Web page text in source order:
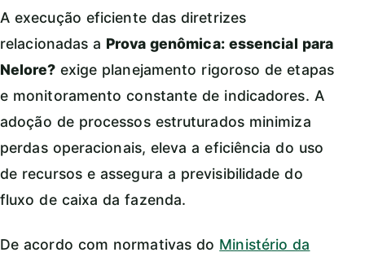
A execução eficiente das diretrizes
relacionadas a Prova genômica: essencial para
Nelore?exige planejamento rigoroso de etapas
e monitoramento constante de indicadores. A
adoção de processos estruturados minimiza
perdas operacionais, eleva a eficiência do uso
de recursos e assegura a previsibilidade do
fluxo de caixa da fazenda.
De acordo com normativas do Ministério da